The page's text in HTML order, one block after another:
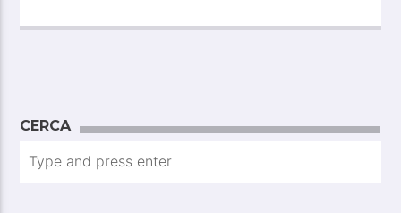
CGIL trentino
CERCA